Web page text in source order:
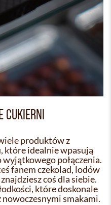
CUKIERNI
produktów z
które idealnie wpasują
połączenia.
fanem czekolad, lodów
coś dla siebie.
które doskonale
smakami.